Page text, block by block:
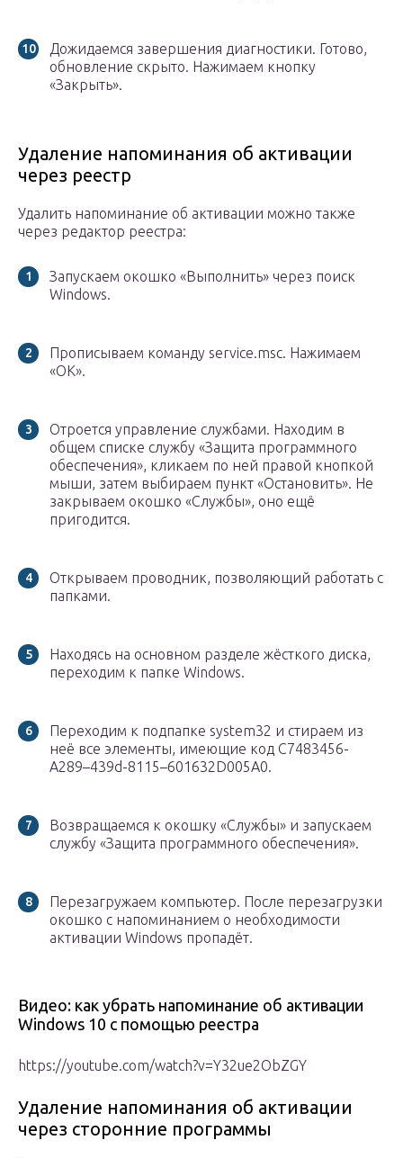
Дожидаемся завершения диагностики. Готово,
обновление скрыто. Нажимаем кнопку
«Закрыть».
Удаление напоминания об активации
через реестр
Удалить напоминание об активации можно также
через редактор реестра:
Запускаем окошко «Выполнить» через поиск
Windows.
Прописываем команду service.msc. Нажимаем
«OK».
Отроется управление службами. Находим в
общем списке службу «Защита программного
обеспечения», кликаем по ней правой кнопкой
мыши, затем выбираем пункт «Остановить». Не
закрываем окошко «Службы», оно ещё
пригодится.
Открываем проводник, позволяющий работать с
папками.
Находясь на основном разделе жёсткого диска,
переходим к папке Windows.
Переходим к подпапке system32 и стираем из
неё все элементы, имеющие код C7483456-
A289–439d-8115–601632D005A0.
Возвращаемся к окошку «Службы» и запускаем
службу «Защита программного обеспечения».
Перезагружаем компьютер. После перезагрузки
окошко с напоминанием о необходимости
активации Windows пропадёт.
Видео: как убрать напоминание об активации
Windows 10 c помощью реестра
https://youtube.com/watch?v=Y32ue2ObZGY
Удаление напоминания об активации
через сторонние программы